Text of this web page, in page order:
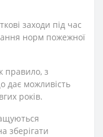
заходи під час
норм пожежної
правило, з
дає можливість
років.
зберігати